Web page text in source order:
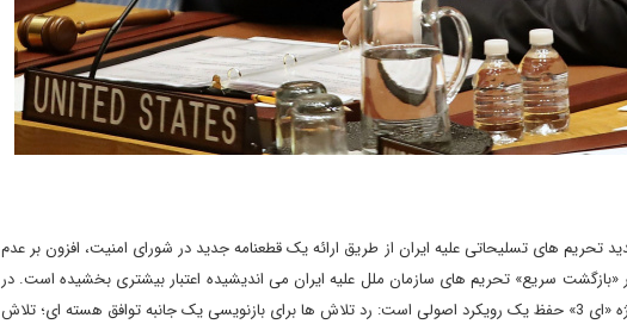
های تسلیحاتی علیه ایران از طریق ارائه یک قطعنامه جدید در شورای امنیت، افزون بر عدم
«بازگشت سریع» تحریم های سازمان ملل علیه ایران می اندیشیده اعتبار بیشتری بخشیده است. در
چنین شرایطی اولویت امضا کنندگان باقی مانده در برجام به ویژه «ای 3» حفظ یک رویکرد اصولی است: رد تلاش ها برای بازنویسی یک جانبه توافق هسته ای؛ تلاش